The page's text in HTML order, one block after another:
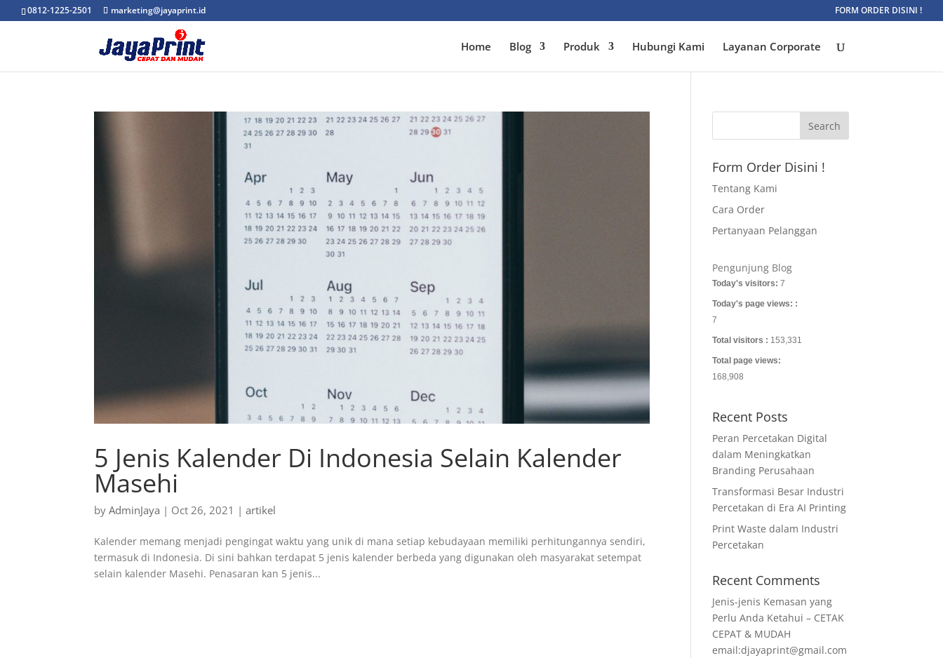
0812-1225-2501 marketing@jayaprint.id FORM ORDER DISINI !
Home Blog Produk Hubungi Kami Layanan Corporate
5 Jenis Kalender Di Indonesia Selain Kalender
Masehi
byAdminJaya | Oct 26, 2021 |artikel
Kalender memang menjadi pengingat waktu yang unik di mana setiap kebudayaan memiliki perhitungannya sendiri,
termasuk di Indonesia. Di sini bahkan terdapat 5 jenis kalender berbeda yang digunakan oleh masyarakat setempat
selain kalender Masehi. Penasaran kan 5 jenis...
Form Order Disini !
Tentang Kami
Cara Order
Pertanyaan Pelanggan
Pengunjung Blog
Today's visitors:7
Today's page views: :
7
Total visitors : 153,331
Total page views:
168,908
Recent Posts
Peran Percetakan Digital
dalam Meningkatkan
Branding Perusahaan
Transformasi Besar Industri
Percetakan di Era AI Printing
Print Waste dalam Industri
Percetakan
Recent Comments
Jenis-jenis Kemasan yang
Perlu Anda Ketahui – CETAK
CEPAT & MUDAH
email:djayaprint@gmail.com